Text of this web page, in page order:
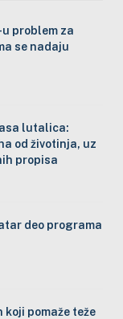
problem za
se nadaju
lutalica:
od životinja, uz
propisa
deo programa
koji pomaže teže